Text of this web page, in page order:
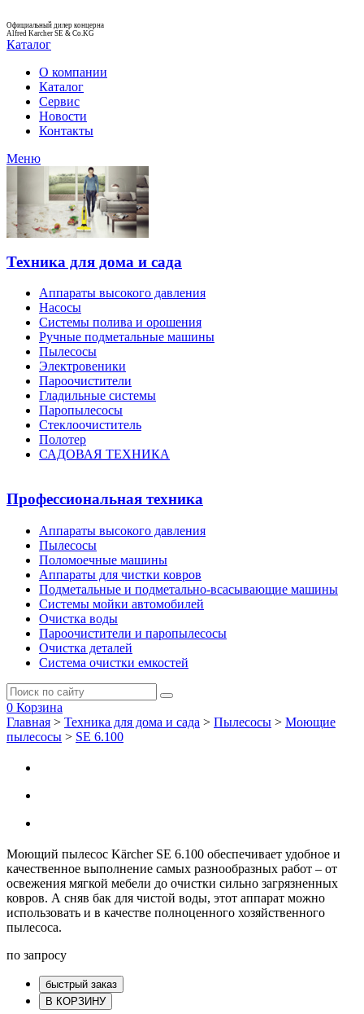
Официальный дилер концерна
Alfred Karcher SE & Co.KG
Каталог
О компании
Каталог
Сервис
Новости
Контакты
Меню
Техника для дома и сада
Аппараты высокого давления
Насосы
Системы полива и орошения
Ручные подметальные машины
Пылесосы
Электровеники
Пароочистители
Гладильные системы
Паропылесосы
Стеклоочиститель
Полотер
САДОВАЯ ТЕХНИКА
Профессиональная техника
Аппараты высокого давления
Пылесосы
Поломоечные машины
Аппараты для чистки ковров
Подметальные и подметально-всасывающие машины
Системы мойки автомобилей
Очистка воды
Пароочистители и паропылесосы
Очистка деталей
Система очистки емкостей
0 Корзина
Главная > Техника для дома и сада > Пылесосы > Моющие
пылесосы > SE 6.100
Моющий пылесос Kärcher SE 6.100 обеспечивает удобное и
качественное выполнение самых разнообразных работ – от
освежения мягкой мебели до очистки сильно загрязненных
ковров. А сняв бак для чистой воды, этот аппарат можно
использовать и в качестве полноценного хозяйственного
пылесоса.
по запросу
быстрый заказ
В КОРЗИНУ